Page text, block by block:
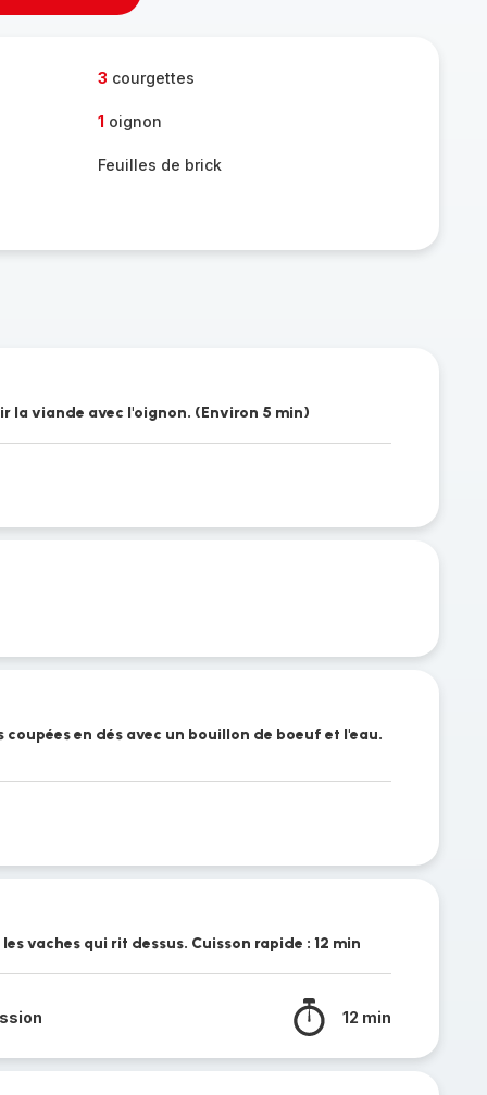
3 courgettes
1 oignon
Feuilles de brick
la viande avec l'oignon. (Environ 5 min)
coupées en dés avec un bouillon de boeuf et l'eau.
vaches qui rit dessus. Cuisson rapide : 12 min
12 min